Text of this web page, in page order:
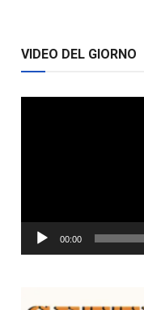
VIDEO DEL GIORNO
00:00